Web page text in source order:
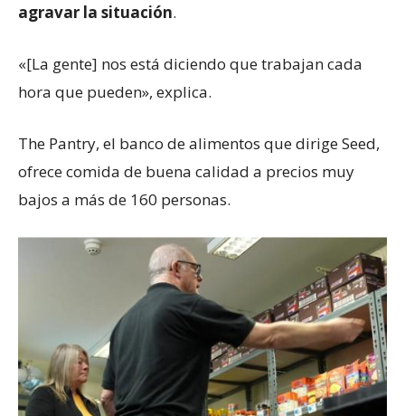
agravar la situación.
«[La gente] nos está diciendo que trabajan cada
hora que pueden», explica.
The Pantry, el banco de alimentos que dirige Seed,
ofrece comida de buena calidad a precios muy
bajos a más de 160 personas.